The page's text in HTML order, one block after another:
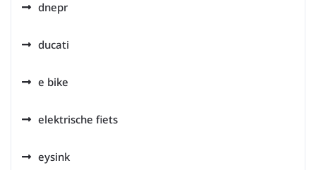
dnepr
ducati
e bike
elektrische fiets
eysink